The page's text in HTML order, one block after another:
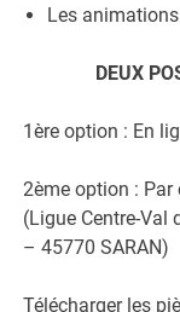
Les
DEUX
1ère option : En
2ème option :
(Ligue Centre-Val
– 45770 SARAN)
Télécharger les